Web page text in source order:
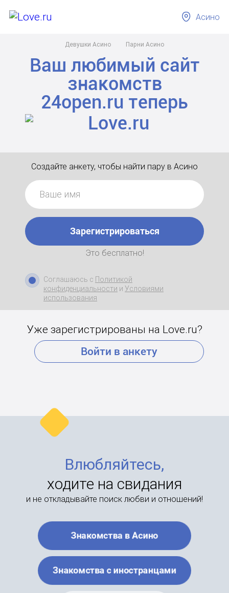
Девушки Асино Парни Асино
Асино
Ваш любимый сайт
знакомств
24open.ru теперь
Создайте анкету, чтобы найти пару в Асино
Зарегистрироваться
Это бесплатно!
Соглашаюсь с Политикой
конфиденциальности и Условиями
использования
Уже зарегистрированы на Love.ru?
Войти в анкету
Влюбляйтесь,
ходите на свидания
и не откладывайте поиск любви и отношений!
Знакомства в Асино
Знакомства с иностранцами